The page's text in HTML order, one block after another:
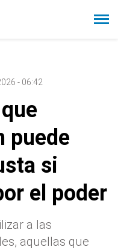
- 06:42
puede
si
el poder
a las
aquellas que